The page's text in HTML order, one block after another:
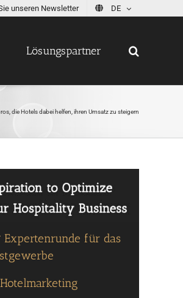
unseren Newsletter DE
Lösungspartner
die Hotels dabei helfen, ihren Umsatz zu steigern
Expertenrunde für das
Hotelmarketing